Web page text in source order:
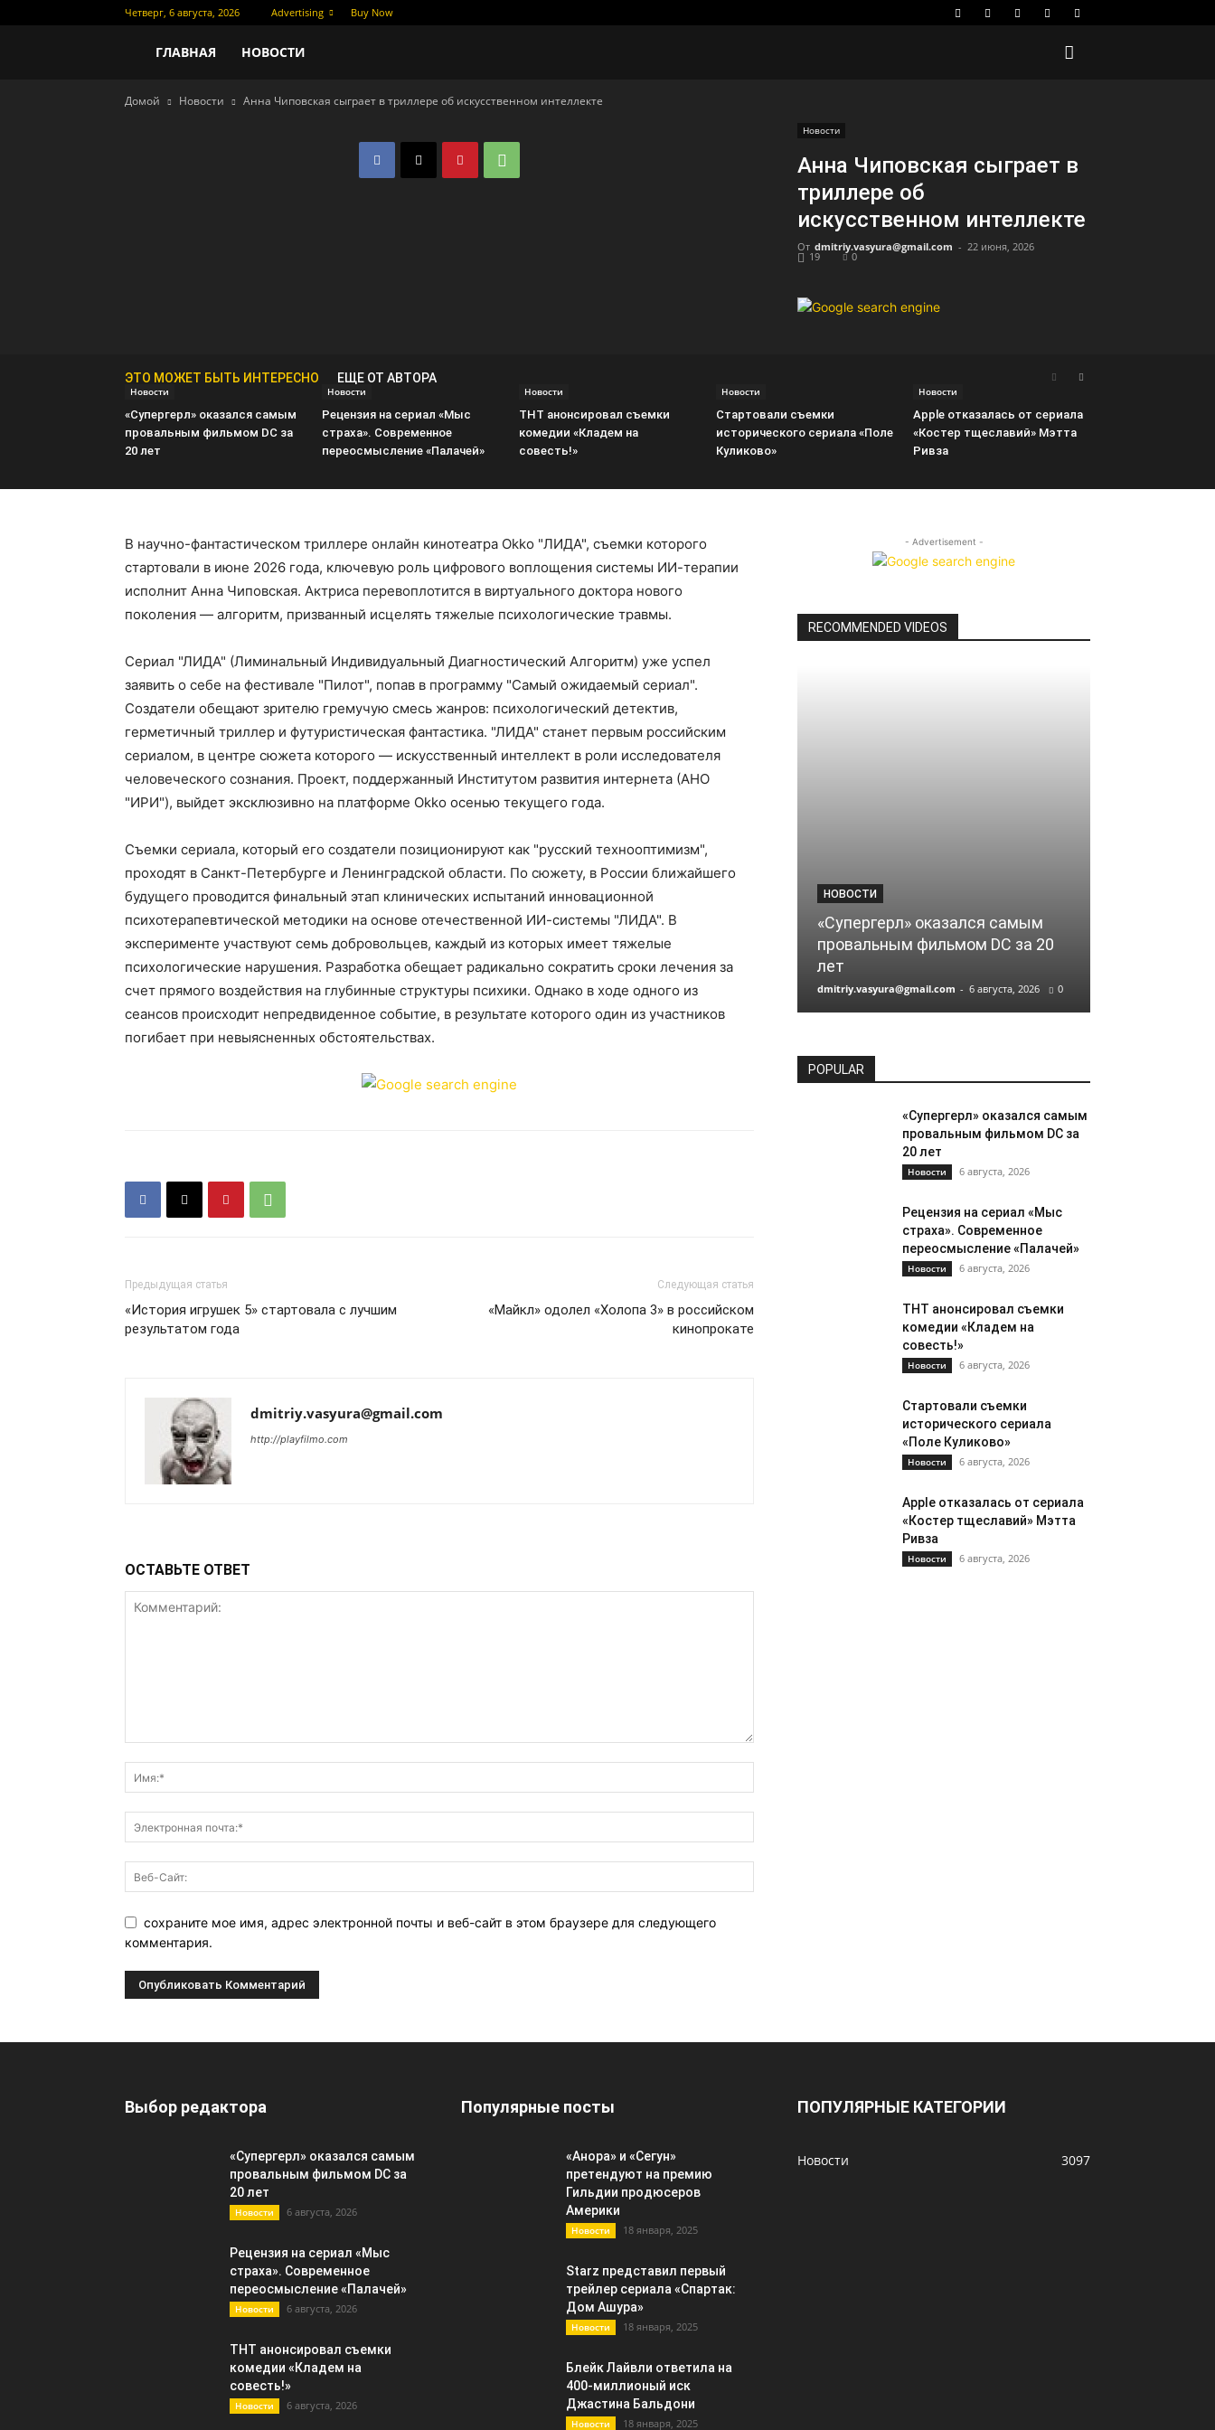
Четверг, 6 августа, 2026 Advertising Buy Now
Новости
кино
ГЛАВНАЯ НОВОСТИ
Домой Новости Анна Чиповская сыграет в триллере об искусственном интеллекте
Новости
Анна Чиповская сыграет в
триллере об
искусственном интеллекте
От dmitriy.vasyura@gmail.com - 22 июня, 2026
19 0
ЭТО МОЖЕТ БЫТЬ ИНТЕРЕСНО ЕЩЕ ОТ АВТОРА
Новости
«Супергерл» оказался самым
провальным фильмом DC за
20 лет
Новости
Рецензия на сериал «Мыс
страха». Современное
переосмысление «Палачей»
Новости
ТНТ анонсировал съемки
комедии «Кладем на
совесть!»
Новости
Стартовали съемки
исторического сериала «Поле
Куликово»
Новости
Apple отказалась от сериала
«Костер тщеславий» Мэтта
Ривза
В научно-фантастическом триллере онлайн кинотеатра Оkko "ЛИДА", съемки которого
стартовали в июне 2026 года, ключевую роль цифрового воплощения системы ИИ-терапии
исполнит Анна Чиповская. Актриса перевоплотится в виртуального доктора нового
поколения — алгоритм, призванный исцелять тяжелые психологические травмы.
Сериал "ЛИДА" (Лиминальный Индивидуальный Диагностический Алгоритм) уже успел
заявить о себе на фестивале "Пилот", попав в программу "Самый ожидаемый сериал".
Создатели обещают зрителю гремучую смесь жанров: психологический детектив,
герметичный триллер и футуристическая фантастика. "ЛИДА" станет первым российским
сериалом, в центре сюжета которого — искусственный интеллект в роли исследователя
человеческого сознания. Проект, поддержанный Институтом развития интернета (АНО
"ИРИ"), выйдет эксклюзивно на платформе Okko осенью текущего года.
Съемки сериала, который его создатели позиционируют как "русский технооптимизм",
проходят в Санкт-Петербурге и Ленинградской области. По сюжету, в России ближайшего
будущего проводится финальный этап клинических испытаний инновационной
психотерапевтической методики на основе отечественной ИИ-системы "ЛИДА". В
эксперименте участвуют семь добровольцев, каждый из которых имеет тяжелые
психологические нарушения. Разработка обещает радикально сократить сроки лечения за
счет прямого воздействия на глубинные структуры психики. Однако в ходе одного из
сеансов происходит непредвиденное событие, в результате которого один из участников
погибает при невыясненных обстоятельствах.
Предыдущая статья
«История игрушек 5» стартовала с лучшим
результатом года
Следующая статья
«Майкл» одолел «Холопа 3» в российском
кинопрокате
dmitriy.vasyura@gmail.com
http://playfilmo.com
ОСТАВЬТЕ ОТВЕТ
сохраните мое имя, адрес электронной почты и веб-сайт в этом браузере для следующего
комментария.
- Advertisement -
RECOMMENDED VIDEOS
НОВОСТИ
«Супергерл» оказался самым
провальным фильмом DC за 20
лет
dmitriy.vasyura@gmail.com - 6 августа, 2026 0
POPULAR
«Супергерл» оказался самым
провальным фильмом DC за
20 лет
Новости 6 августа, 2026
Рецензия на сериал «Мыс
страха». Современное
переосмысление «Палачей»
Новости 6 августа, 2026
ТНТ анонсировал съемки
комедии «Кладем на
совесть!»
Новости 6 августа, 2026
Стартовали съемки
исторического сериала
«Поле Куликово»
Новости 6 августа, 2026
Apple отказалась от сериала
«Костер тщеславий» Мэтта
Ривза
Новости 6 августа, 2026
Выбор редактора
«Супергерл» оказался самым
провальным фильмом DC за
20 лет
Новости 6 августа, 2026
Рецензия на сериал «Мыс
страха». Современное
переосмысление «Палачей»
Новости 6 августа, 2026
ТНТ анонсировал съемки
комедии «Кладем на
совесть!»
Новости 6 августа, 2026
Популярные посты
«Анора» и «Сегун»
претендуют на премию
Гильдии продюсеров
Америки
Новости 18 января, 2025
Starz представил первый
трейлер сериала «Спартак:
Дом Ашура»
Новости 18 января, 2025
Блейк Лайвли ответила на
400-миллионый иск
Джастина Бальдони
Новости 18 января, 2025
ПОПУЛЯРНЫЕ КАТЕГОРИИ
Новости 3097